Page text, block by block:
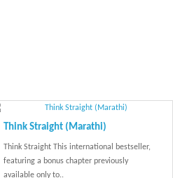
Think Straight (Marathi)
Think Straight This international bestseller,
featuring a bonus chapter previously
available only to..